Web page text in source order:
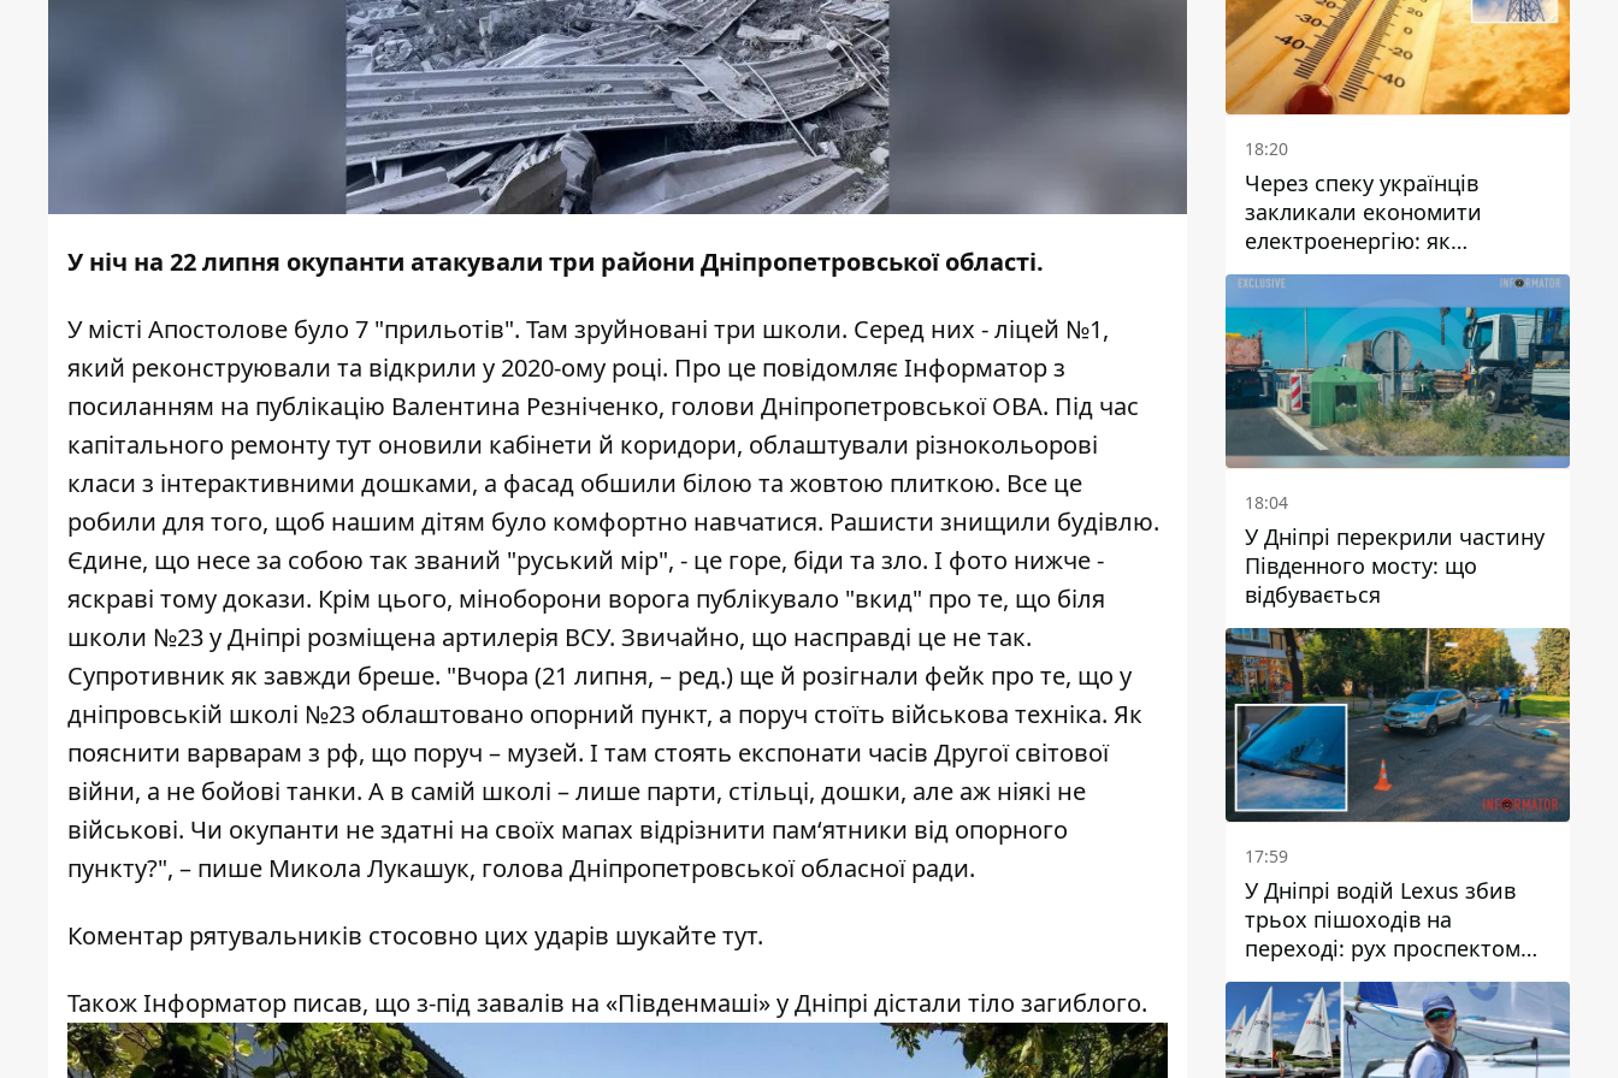
У ніч на 22 липня окупанти атакували три райони Дніпропетровської області.
У місті Апостолове було 7 "прильотів". Там зруйновані три школи. Серед них - ліцей №1,
який реконструювали та відкрили у 2020-ому році. Про це повідомляє Інформаторз
посиланням на публікацію Валентина Резніченко, голови Дніпропетровської ОВА. Під час
капітального ремонту тут оновили кабінети й коридори, облаштували різнокольорові
класи з інтерактивними дошками, а фасад обшили білою та жовтою плиткою. Все це
робили для того, щоб нашим дітям було комфортно навчатися. Рашисти знищили будівлю.
Єдине, що несе за собою так званий "руський мір", - це горе, біди та зло. І фото нижче -
яскраві тому докази. Крім цього, міноборони ворога публікувало "вкид" про те, що біля
школи №23 у Дніпрі розміщена артилерія ВСУ. Звичайно, що насправді це не так.
Супротивник як завжди бреше. "Вчора (21 липня, – ред.) ще й розігнали фейк про те, що у
дніпровській школі №23 облаштовано опорний пункт, а поруч стоїть військова техніка. Як
пояснити варварам з рф, що поруч – музей. І там стоять експонати часів Другої світової
війни, а не бойові танки. А в самій школі – лише парти, стільці, дошки, але аж ніякі не
військові. Чи окупанти не здатні на своїх мапах відрізнити пам‘ятники від опорного
пункту?", – пише Микола Лукашук, голова Дніпропетровської обласної ради.
Коментар рятувальників стосовно цих ударів шукайтетут.
Також Інформатор писав, що з-під завалів на «Південмаші» у Дніпрі дістали тіло загиблого.
18:20
Через спеку українців
закликали економити
електроенергію: як
уникнути перевантаження
мереж
18:04
У Дніпрі перекрили частину
Південного мосту: що
відбувається
17:59
У Дніпрі водій Lexus збив
трьох пішоходів на
переході: рух проспектом
Науки ускладнений